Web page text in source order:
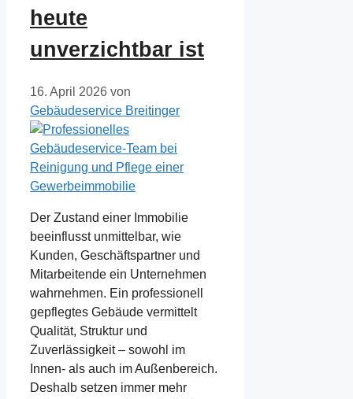
heute
unverzichtbar ist
16. April 2026 von
Gebäudeservice Breitinger
Der Zustand einer Immobilie
beeinflusst unmittelbar, wie
Kunden, Geschäftspartner und
Mitarbeitende ein Unternehmen
wahrnehmen. Ein professionell
gepflegtes Gebäude vermittelt
Qualität, Struktur und
Zuverlässigkeit – sowohl im
Innen- als auch im Außenbereich.
Deshalb setzen immer mehr